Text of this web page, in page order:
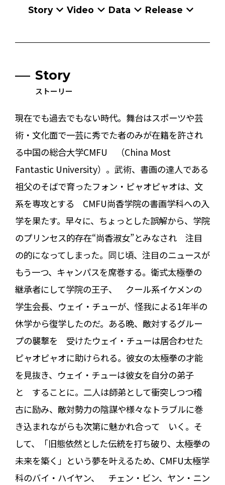
Story Video Data Release
Story
ストーリー
現在でも過去でもない時代。舞台はスポーツや芸
術・文化面で一芸に秀でた者のみが在籍を許され
る中国の総合大学CMFU （China Most
Fantastic University）。武術、書画の達人である
祖父のそばで育ったフォン・ピャオピャオは、文
系を専攻とする CMFU尚香学院の書画学科への入
学を果たす。早々に、ちょっとした誤解から、学院
のプリンセス的存在“尚香淑女”とみなされ 注目
の的になってしまった。同じ頃、注目のニュースが
もう一つ、キャンパスを席巻する。衛式太極拳の
継承者にして学院の王子、 クール系イケメンの
学生会長、ウェイ・チューが、怪我による1年半の
休学から復学したのだ。ある晩、敵対するグルー
プの襲撃を 受けたウェイ・チューは居合わせた
ピャオピャオに助けられる。彼女の太極拳の才能
を見抜き、ウェイ・チューは彼女を自分の弟子
と することに。二人は師弟として衝突しつつ稽
古に励み、敵対勢力の陰謀や様々なトラブルに巻
き込まれながらも次第に魅かれ合って いく。そ
して、「旧態依然とした伝統を打ち破り、太極拳の
未来を築く」という夢を叶えるため、CMFU太極学
科のバイ・ハイヤン、 チェン・ビン、ヤン・ニン